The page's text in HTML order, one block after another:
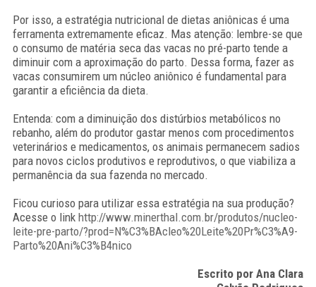
Por isso, a estratégia nutricional de dietas aniônicas é uma
ferramenta extremamente eficaz. Mas atenção: lembre-se que
o consumo de matéria seca das vacas no pré-parto tende a
diminuir com a aproximação do parto. Dessa forma, fazer as
vacas consumirem um núcleo aniônico é fundamental para
garantir a eficiência da dieta.
Entenda: com a diminuição dos distúrbios metabólicos no
rebanho, além do produtor gastar menos com procedimentos
veterinários e medicamentos, os animais permanecem sadios
para novos ciclos produtivos e reprodutivos, o que viabiliza a
permanência da sua fazenda no mercado.
Ficou curioso para utilizar essa estratégia na sua produção?
Acesse o link http://www.minerthal.com.br/produtos/nucleo-
leite-pre-parto/?prod=N%C3%BAcleo%20Leite%20Pr%C3%A9-
Parto%20Ani%C3%B4nico
Escrito por Ana Clara